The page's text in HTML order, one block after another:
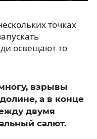
точках
освещают то
взрывы
а в конце
двумя
салют.